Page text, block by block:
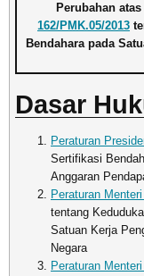
Perubahan atas
162/PMK.05/2013
Bendahara pada
Dasar
Peraturan
Sertifikasi
Anggaran
Peraturan
tentang
Satuan Kerja
Negara
Peraturan